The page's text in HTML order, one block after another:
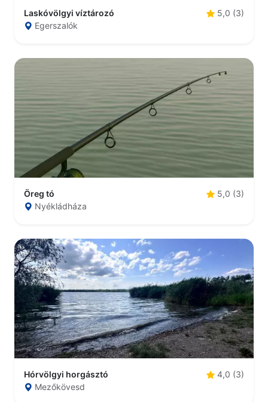
Laskóvölgyi víztározó
5,0 (3)
Egerszalók
Öreg tó
5,0 (3)
Nyékládháza
Hórvölgyi horgásztó
4,0 (3)
Mezőkövesd